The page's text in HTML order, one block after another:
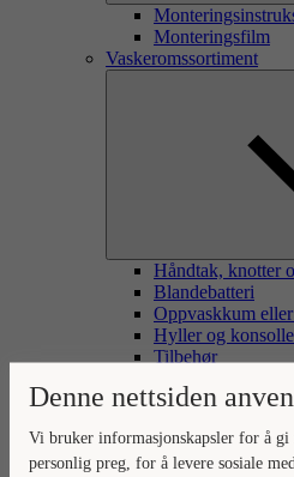
Denne nettsiden
Vi bruker informasjonskapsler for å gi
personlig preg, for å levere sosiale
Monteringsfilm
Vaskeromssortiment
Håndtak, knotter
Blandebatteri
Oppvaskkum
Hyller og
Tilbehør